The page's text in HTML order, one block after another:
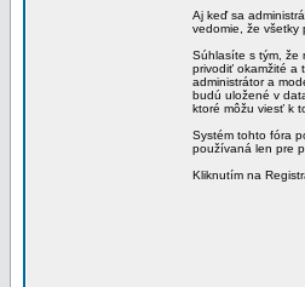
Aj keď sa
vedomie, že všetky
Súhlasíte s tým, že
privodiť okamžité a
administrátor a
budú uložené v
ktoré môžu viesť k
Systém tohto fóra
používaná len pre
Kliknutím na